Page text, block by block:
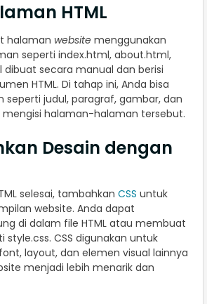
HTML
halaman website menggunakan
seperti index.html, about.html,
secara manual dan berisi
HTML. Di tahap ini, Anda bisa
seperti judul, paragraf, gambar, dan
mengisi halaman-halaman tersebut.
Desain dengan
selesai, tambahkan CSS untuk
website. Anda dapat
di dalam file HTML atau membuat
style.css. CSS digunakan untuk
layout, dan elemen visual lainnya
menjadi lebih menarik dan